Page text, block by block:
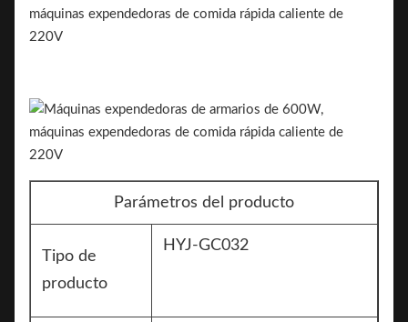
Parámetros del producto
Tipo de
producto
HYJ-GC032